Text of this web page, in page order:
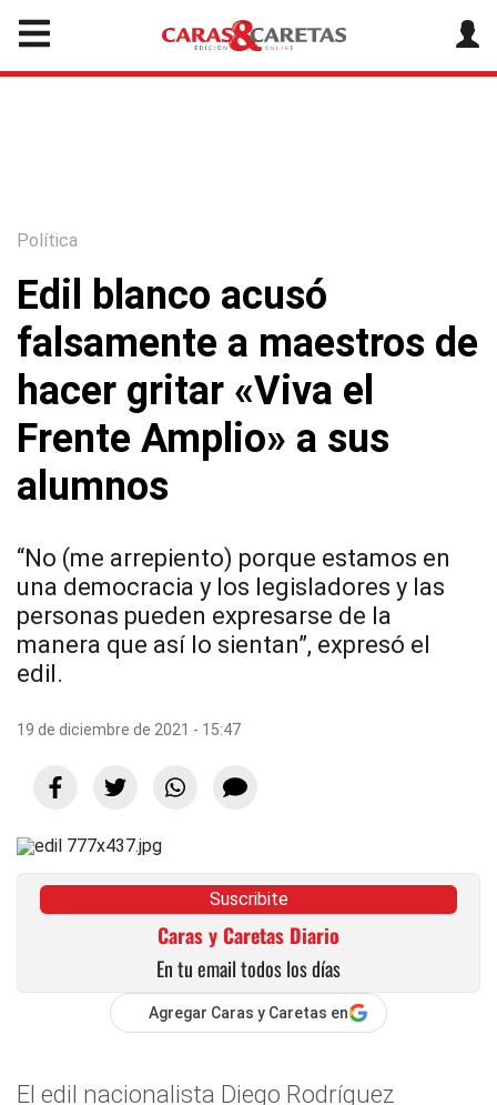
Política
Edil blanco acusó
falsamente a maestros de
hacer gritar «Viva el
Frente Amplio» a sus
alumnos
“No (me arrepiento) porque estamos en
una democracia y los legisladores y las
personas pueden expresarse de la
manera que así lo sientan”, expresó el
edil.
19 de diciembre de 2021 - 15:47
Suscribite
Caras y Caretas Diario
En tu email todos los días
Agregar Caras y Caretas en
El edil nacionalista Diego Rodríguez